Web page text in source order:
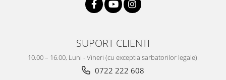
SUPORT CLIENTI
10.00 – 16.00, Luni - Vineri (cu exceptia sarbatorilor legale).
0722 222 608